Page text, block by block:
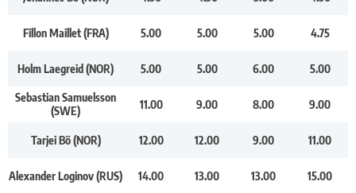
Fillon Maillet (FRA) 5.00 5.00 5.00 4.75
Holm Laegreid (NOR) 5.00 5.00 6.00 5.00
Sebastian Samuelsson
(SWE)
11.00 9.00 8.00 9.00
Tarjei Bö (NOR) 12.00 12.00 9.00 11.00
Alexander Loginov (RUS) 14.00 13.00 13.00 15.00